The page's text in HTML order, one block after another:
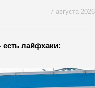
7 августа 2026
есть лайфхаки: